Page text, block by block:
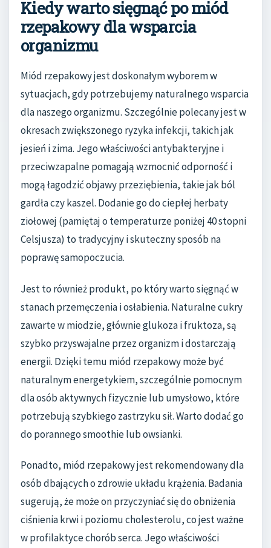
Kiedy warto sięgnąć po miód
rzepakowy dla wsparcia
organizmu
Miód rzepakowy jest doskonałym wyborem w
sytuacjach, gdy potrzebujemy naturalnego wsparcia
dla naszego organizmu. Szczególnie polecany jest w
okresach zwiększonego ryzyka infekcji, takich jak
jesień i zima. Jego właściwości antybakteryjne i
przeciwzapalne pomagają wzmocnić odporność i
mogą łagodzić objawy przeziębienia, takie jak ból
gardła czy kaszel. Dodanie go do ciepłej herbaty
ziołowej (pamiętaj o temperaturze poniżej 40 stopni
Celsjusza) to tradycyjny i skuteczny sposób na
poprawę samopoczucia.
Jest to również produkt, po który warto sięgnąć w
stanach przemęczenia i osłabienia. Naturalne cukry
zawarte w miodzie, głównie glukoza i fruktoza, są
szybko przyswajalne przez organizm i dostarczają
energii. Dzięki temu miód rzepakowy może być
naturalnym energetykiem, szczególnie pomocnym
dla osób aktywnych fizycznie lub umysłowo, które
potrzebują szybkiego zastrzyku sił. Warto dodać go
do porannego smoothie lub owsianki.
Ponadto, miód rzepakowy jest rekomendowany dla
osób dbających o zdrowie układu krążenia. Badania
sugerują, że może on przyczyniać się do obniżenia
ciśnienia krwi i poziomu cholesterolu, co jest ważne
w profilaktyce chorób serca. Jego właściwości